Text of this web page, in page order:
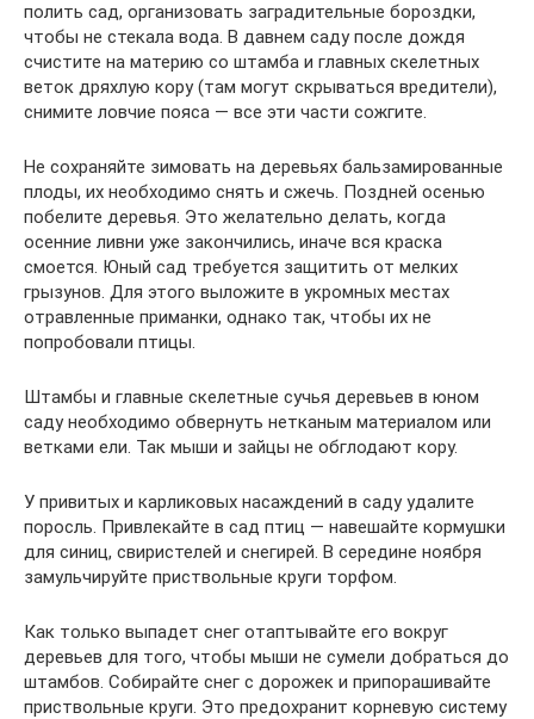
полить сад, организовать заградительные бороздки,
чтобы не стекала вода. В давнем саду после дождя
счистите на материю со штамба и главных скелетных
веток дряхлую кору (там могут скрываться вредители),
снимите ловчие пояса — все эти части сожгите.
Не сохраняйте зимовать на деревьях бальзамированные
плоды, их необходимо снять и сжечь. Поздней осенью
побелите деревья. Это желательно делать, когда
осенние ливни уже закончились, иначе вся краска
смоется. Юный сад требуется защитить от мелких
грызунов. Для этого выложите в укромных местах
отравленные приманки, однако так, чтобы их не
попробовали птицы.
Штамбы и главные скелетные сучья деревьев в юном
саду необходимо обвернуть нетканым материалом или
ветками ели. Так мыши и зайцы не обглодают кору.
У привитых и карликовых насаждений в саду удалите
поросль. Привлекайте в сад птиц — навешайте кормушки
для синиц, свиристелей и снегирей. В середине ноября
замульчируйте приствольные круги торфом.
Как только выпадет снег отаптывайте его вокруг
деревьев для того, чтобы мыши не сумели добраться до
штамбов. Собирайте снег с дорожек и припорашивайте
приствольные круги. Это предохранит корневую систему